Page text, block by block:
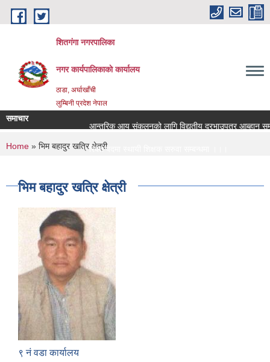
Skip to main content
शितगंगा नगरपालिका
नगर कार्यपालिकाकाे कार्यालय
ठाडा, अर्घाखाँची
लुम्बिनी प्रदेश नेपाल
समाचार
आन्तरिक आय संकलनको लागि विद्युतीय दरभाउपत्र आब्हान
रिक्त पदमा स्थायी शिक्षक सरुवा सम्बन्धमा ।।।
You are here
Home » भिम बहादुर खत्रि क्षेत्री
भिम बहादुर खत्रि क्षेत्री
९ नं वडा कार्यालय